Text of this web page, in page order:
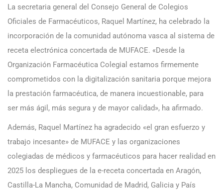
La secretaria general del Consejo General de Colegios
Oficiales de Farmacéuticos, Raquel Martínez, ha celebrado la
incorporación de la comunidad autónoma vasca al sistema de
receta electrónica concertada de MUFACE. «Desde la
Organización Farmacéutica Colegial estamos firmemente
comprometidos con la digitalización sanitaria porque mejora
la prestación farmacéutica, de manera incuestionable, para
ser más ágil, más segura y de mayor calidad», ha afirmado.
Además, Raquel Martínez ha agradecido «el gran esfuerzo y
trabajo incesante» de MUFACE y las organizaciones
colegiadas de médicos y farmacéuticos para hacer realidad en
2025 los despliegues de la e-receta concertada en Aragón,
Castilla-La Mancha, Comunidad de Madrid, Galicia y País